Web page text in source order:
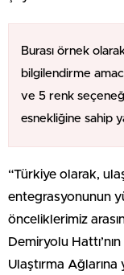
Burası örnek
bilgilendirme
ve 5 renk seçeneği
esnekliğine sahip
“Türkiye olarak,
entegrasyonunun
önceliklerimiz
Demiryolu
Ulaştırma